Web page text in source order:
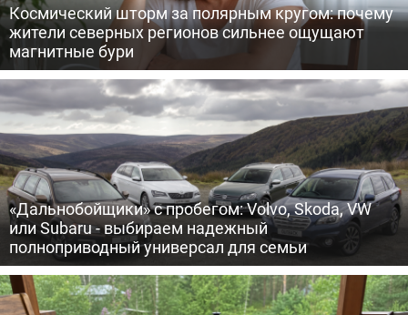
Космический шторм за полярным кругом: почему
жители северных регионов сильнее ощущают
магнитные бури
«Дальнобойщики» с пробегом: Volvo, Skoda, VW
или Subaru - выбираем надежный
полноприводный универсал для семьи